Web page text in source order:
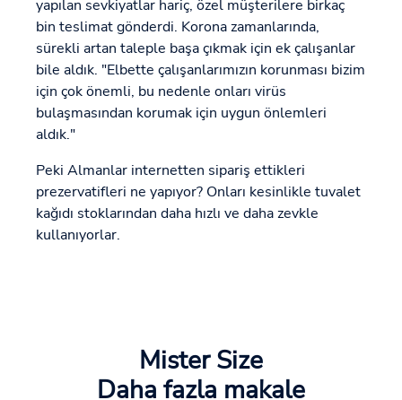
yapılan sevkiyatlar hariç, özel müşterilere birkaç
bin teslimat gönderdi. Korona zamanlarında,
sürekli artan taleple başa çıkmak için ek çalışanlar
bile aldık. "Elbette çalışanlarımızın korunması bizim
için çok önemli, bu nedenle onları virüs
bulaşmasından korumak için uygun önlemleri
aldık."
Peki Almanlar internetten sipariş ettikleri
prezervatifleri ne yapıyor? Onları kesinlikle tuvalet
kağıdı stoklarından daha hızlı ve daha zevkle
kullanıyorlar.
Mister Size
Daha fazla makale